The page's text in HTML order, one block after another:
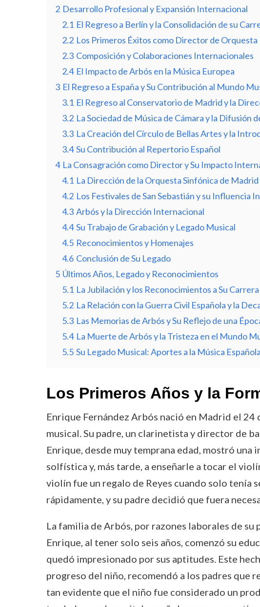
2 Desarrollo Profesional y Expansión Internacional
2.1 El Regreso a Berlín y la Consolidación de su
2.2 Los Primeros Éxitos como Director de Orquesta
2.3 Composición y Colaboraciones Internacionales
2.4 El Impacto de Arbós en la Música Europea
3 El Regreso a España y Su Contribución al Mundo
3.1 El Regreso al Conservatorio de Madrid y la
3.2 La Sociedad de Música de Cámara y la Difusión
3.3 La Creación del Círculo de Bellas Artes y la
3.4 Su Contribución al Repertorio Español
4 La Consagración como Director y Su Impacto
4.1 La Dirección de la Orquesta Sinfónica de Madrid
4.2 Los Festivales de San Sebastián y su Influencia
4.3 Arbós y la Dirección Internacional
4.4 Su Trabajo de Grabación y Legado Musical
4.5 Reconocimientos y Homenajes
4.6 Conclusión de Su Legado
5 Últimos Años, Legado y Reconocimientos
5.1 La Jubilación y los Reconocimientos a Su Carrera
5.2 La Relación con la Guerra Civil Española y la
5.3 Las Memorias de Arbós y Su Reflejo de una
5.4 La Muerte de Arbós y la Tristeza en el Mundo
5.5 Su Legado Musical: Aportes a la Música
Los Primeros Años y la
Enrique Fernández Arbós nació en Madrid el
musical. Su padre, un clarinetista y director de
Enrique, desde muy temprana edad, mostró
solfística y, más tarde, a enseñarle a tocar el
violín fue un regalo de Reyes cuando solo tenía
rápidamente, y su padre decidió que fuera
La familia de Arbós, por razones laborales de
Enrique, al tener solo seis años, comenzó su
quedó impresionado por sus aptitudes. Este
progreso del niño, recomendó a los padres que
tan evidente que el niño fue considerado un